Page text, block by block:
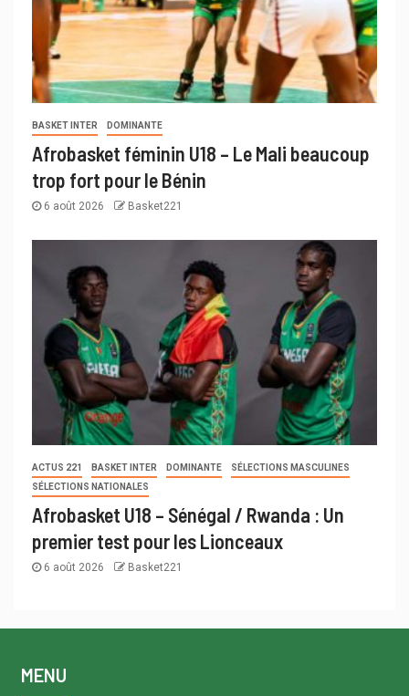
BASKET INTER DOMINANTE
Afrobasket féminin U18 – Le Mali beaucoup
trop fort pour le Bénin
6 août 2026 Basket221
ACTUS 221 BASKET INTER DOMINANTE
SÉLECTIONS MASCULINES
SÉLECTIONS NATIONALES
Afrobasket U18 – Sénégal / Rwanda : Un
premier test pour les Lionceaux
6 août 2026 Basket221
MENU